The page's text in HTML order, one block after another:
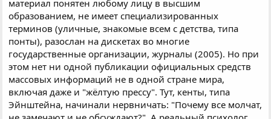
материал понятен любому лицу в высшим
образованием, не имеет специализированных
терминов (уличные, знакомые всем с детства, типа
понты), разослан на дискетах во многие
государственные организации, журналы (2005). Но при
этом нет ни одной публикации официальных средств
массовых информаций не в одной стране мира,
включая даже и "жёлтую прессу". Тут, кенты, типа
Эйнштейна, начинали нервничать: "Почему все молчат,